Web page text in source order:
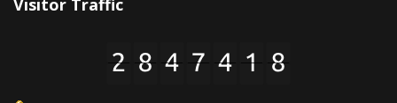
Visitor Traffic